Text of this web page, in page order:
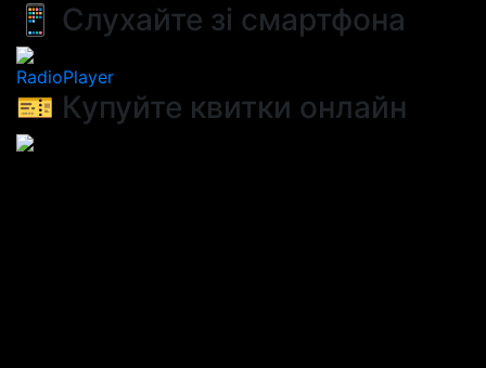
📱 Слухайте зі смартфона
RadioPlayer
🎫 Купуйте квитки онлайн